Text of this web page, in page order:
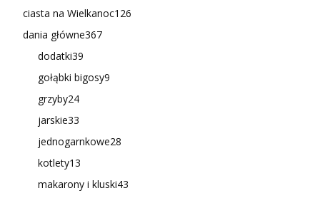
ciasta na Wielkanoc126
dania główne367
dodatki39
gołąbki bigosy9
grzyby24
jarskie33
jednogarnkowe28
kotlety13
makarony i kluski43